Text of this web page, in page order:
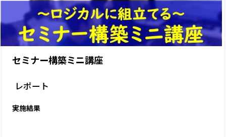
セミナー構築ミニ講座
レポート
実施結果